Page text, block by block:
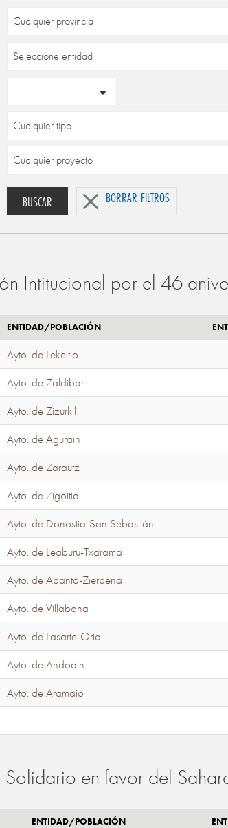
BUSCAR BORRAR FILTROS
Intitucional por el 46
ENTIDAD/POBLACIÓN
Ayto. de Lekeitio
Ayto. de Zaldibar
Ayto. de Zizurkil
Ayto. de Agurain
Ayto. de Zarautz
Ayto. de Zigoitia
Ayto. de Donostia-San Sebastián
Ayto. de Leaburu-Txarama
Ayto. de Abanto-Zierbena
Ayto. de Villabona
Ayto. de Lasarte-Oria
Ayto. de Andoain
Ayto. de Aramaio
en favor del
ENTIDAD/POBLACIÓN